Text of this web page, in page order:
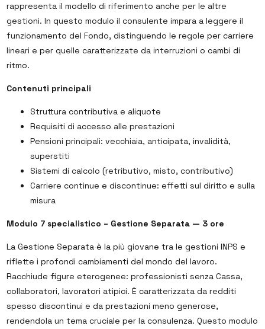
rappresenta il modello di riferimento anche per le altre
gestioni. In questo modulo il consulente impara a leggere il
funzionamento del Fondo, distinguendo le regole per carriere
lineari e per quelle caratterizzate da interruzioni o cambi di
ritmo.
Contenuti principali
Struttura contributiva e aliquote
Requisiti di accesso alle prestazioni
Pensioni principali: vecchiaia, anticipata, invalidità,
superstiti
Sistemi di calcolo (retributivo, misto, contributivo)
Carriere continue e discontinue: effetti sul diritto e sulla
misura
Modulo 7 specialistico – Gestione Separata — 3 ore
La Gestione Separata è la più giovane tra le gestioni INPS e
riflette i profondi cambiamenti del mondo del lavoro.
Racchiude figure eterogenee: professionisti senza Cassa,
collaboratori, lavoratori atipici. È caratterizzata da redditi
spesso discontinui e da prestazioni meno generose,
rendendola un tema cruciale per la consulenza. Questo modulo